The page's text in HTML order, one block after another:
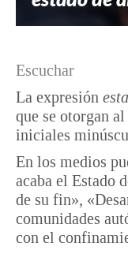
Escuchar
La expresión
que se otorgan
iniciales
En los medios
acaba el Estado
de su fin»,
comunidades
con el